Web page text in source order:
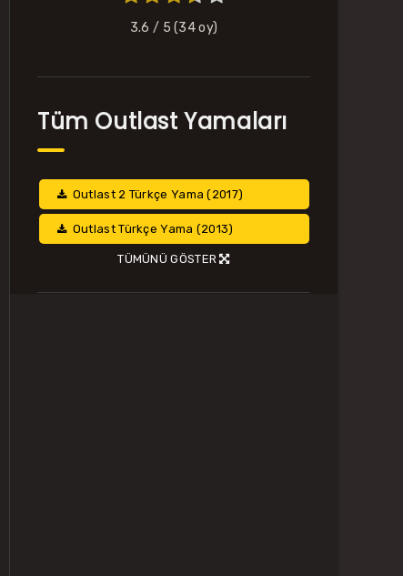
3.6 / 5 (34oy)
Tüm Outlast Yamaları
Outlast 2 Türkçe Yama (2017)
Outlast Türkçe Yama (2013)
TÜMÜNÜ GÖSTER